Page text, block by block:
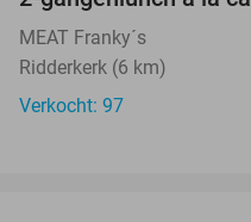
MEAT Franky´s
Ridderkerk (6 km)
Verkocht: 97